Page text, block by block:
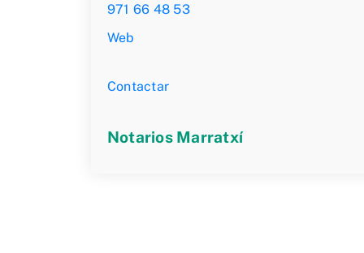
971 66 48 53
Web
Contactar
Notarios Marratxí